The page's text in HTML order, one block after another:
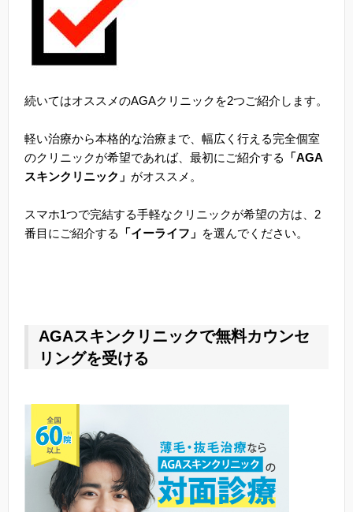
続いてはオススメのAGAクリニックを2つご紹介します。
軽い治療から本格的な治療まで、幅広く行える完全個室
のクリニックが希望であれば、最初にご紹介する
「AGA
スキンクリニック」 がオススメ。
スマホ1つで完結する手軽なクリニックが希望の方は、2
番目にご紹介する
「イーライフ」 を選んでください。
AGAスキンクリニックで無料カウンセ
リングを受ける